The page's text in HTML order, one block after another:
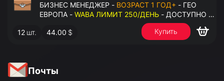
БИЗНЕС МЕНЕДЖЕР - ВОЗРАСТ 1 ГОД+ - ГЕО
ЕВРОПА - WABA ЛИМИТ 250/ДЕНЬ - ДОСТУПНО К
ПРИВЯЗКЕ ДО 2 НОМЕРОВ - ПРАВА
АДМИНИСТРАТОРА
12 шт. 44.00 $ Купить
Почты